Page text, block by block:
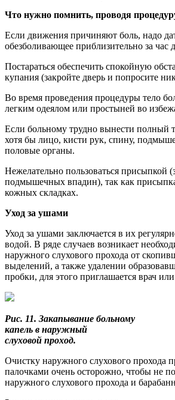
Что нужно помнить, проводя
Если движения причиняют боль, надо
обезболивающее приблизительно за час
Постараться обеспечить спокойную
купания (закройте дверь и попросите
Во время проведения процедуры тело
легким одеялом или простыней во
Если больному трудно вынести полный
хотя бы лицо, кисти рук, спину,
половые органы.
Нежелательно пользоваться присыпкой
подмышечных впадин), так как
кожных складках.
Уход за ушами
Уход за ушами заключается в их
водой. В ряде случаев возникает
наружного слухового прохода от
выделений, а также удалении
пробки, для этого приглашается врач
Рис. 11. Закапывание больному
капель в наружный
слуховой проход.
Очистку наружного слухового прохода
палочками очень осторожно, чтобы не
наружного слухового прохода и